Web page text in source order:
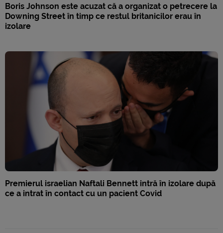
Boris Johnson este acuzat că a organizat o petrecere la
Downing Street în timp ce restul britanicilor erau în
izolare
Premierul israelian Naftali Bennett intră în izolare după
ce a intrat în contact cu un pacient Covid